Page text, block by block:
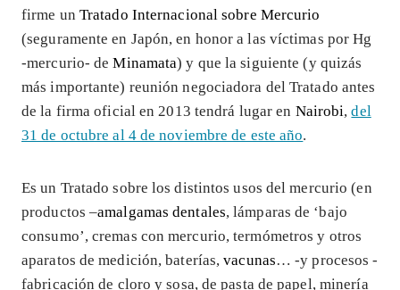
firme un Tratado Internacional sobre Mercurio
(seguramente en Japón, en honor a las víctimas por Hg
-mercurio- deMinamata) y que la siguiente (y quizás
más importante) reunión negociadora del Tratado antes
de la firma oficial en 2013 tendrá lugar en Nairobi,del
31 de octubre al 4 de noviembre de este año.
Es un Tratado sobre los distintos usos del mercurio (en
productos –amalgamas dentales, lámparas de ‘bajo
consumo’, cremas con mercurio, termómetros y otros
aparatos de medición, baterías,vacunas… -y procesos -
fabricación de cloro y sosa, de pasta de papel, minería